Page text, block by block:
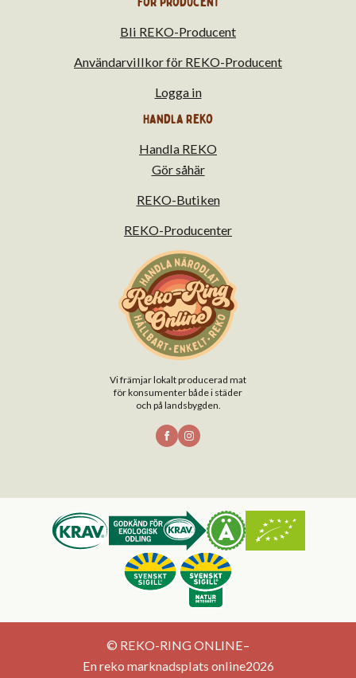
Vi främjar lokalt producerad mat
för konsumenter både i städer
och på landsbygden.
Handla Reko
Handla REKO
Gör såhär
REKO-Butiken
REKO-Producenter
Bli REKO-Producent
Användarvillkor för REKO-Producent
Logga in
© REKO-RING ONLINE–
En reko marknadsplats online2026